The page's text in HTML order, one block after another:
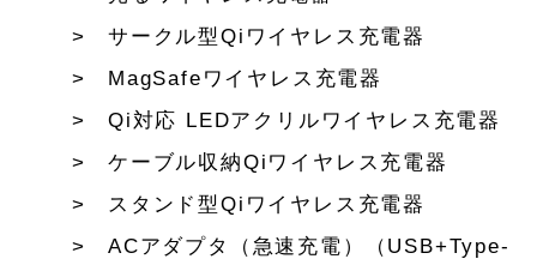
サークル型Qiワイヤレス充電器
MagSafeワイヤレス充電器
Qi対応 LEDアクリルワイヤレス充電器
ケーブル収納Qiワイヤレス充電器
スタンド型Qiワイヤレス充電器
ACアダプタ（急速充電）（USB+Type-